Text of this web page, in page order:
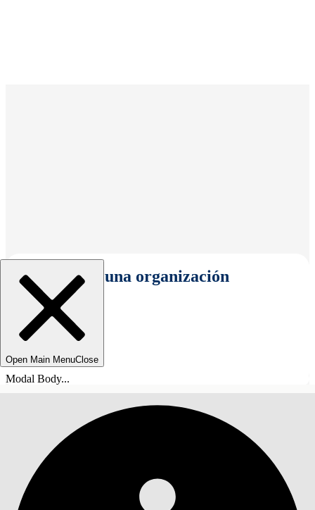
Seleccionar una organización
Open Main MenuClose
Modal Body...